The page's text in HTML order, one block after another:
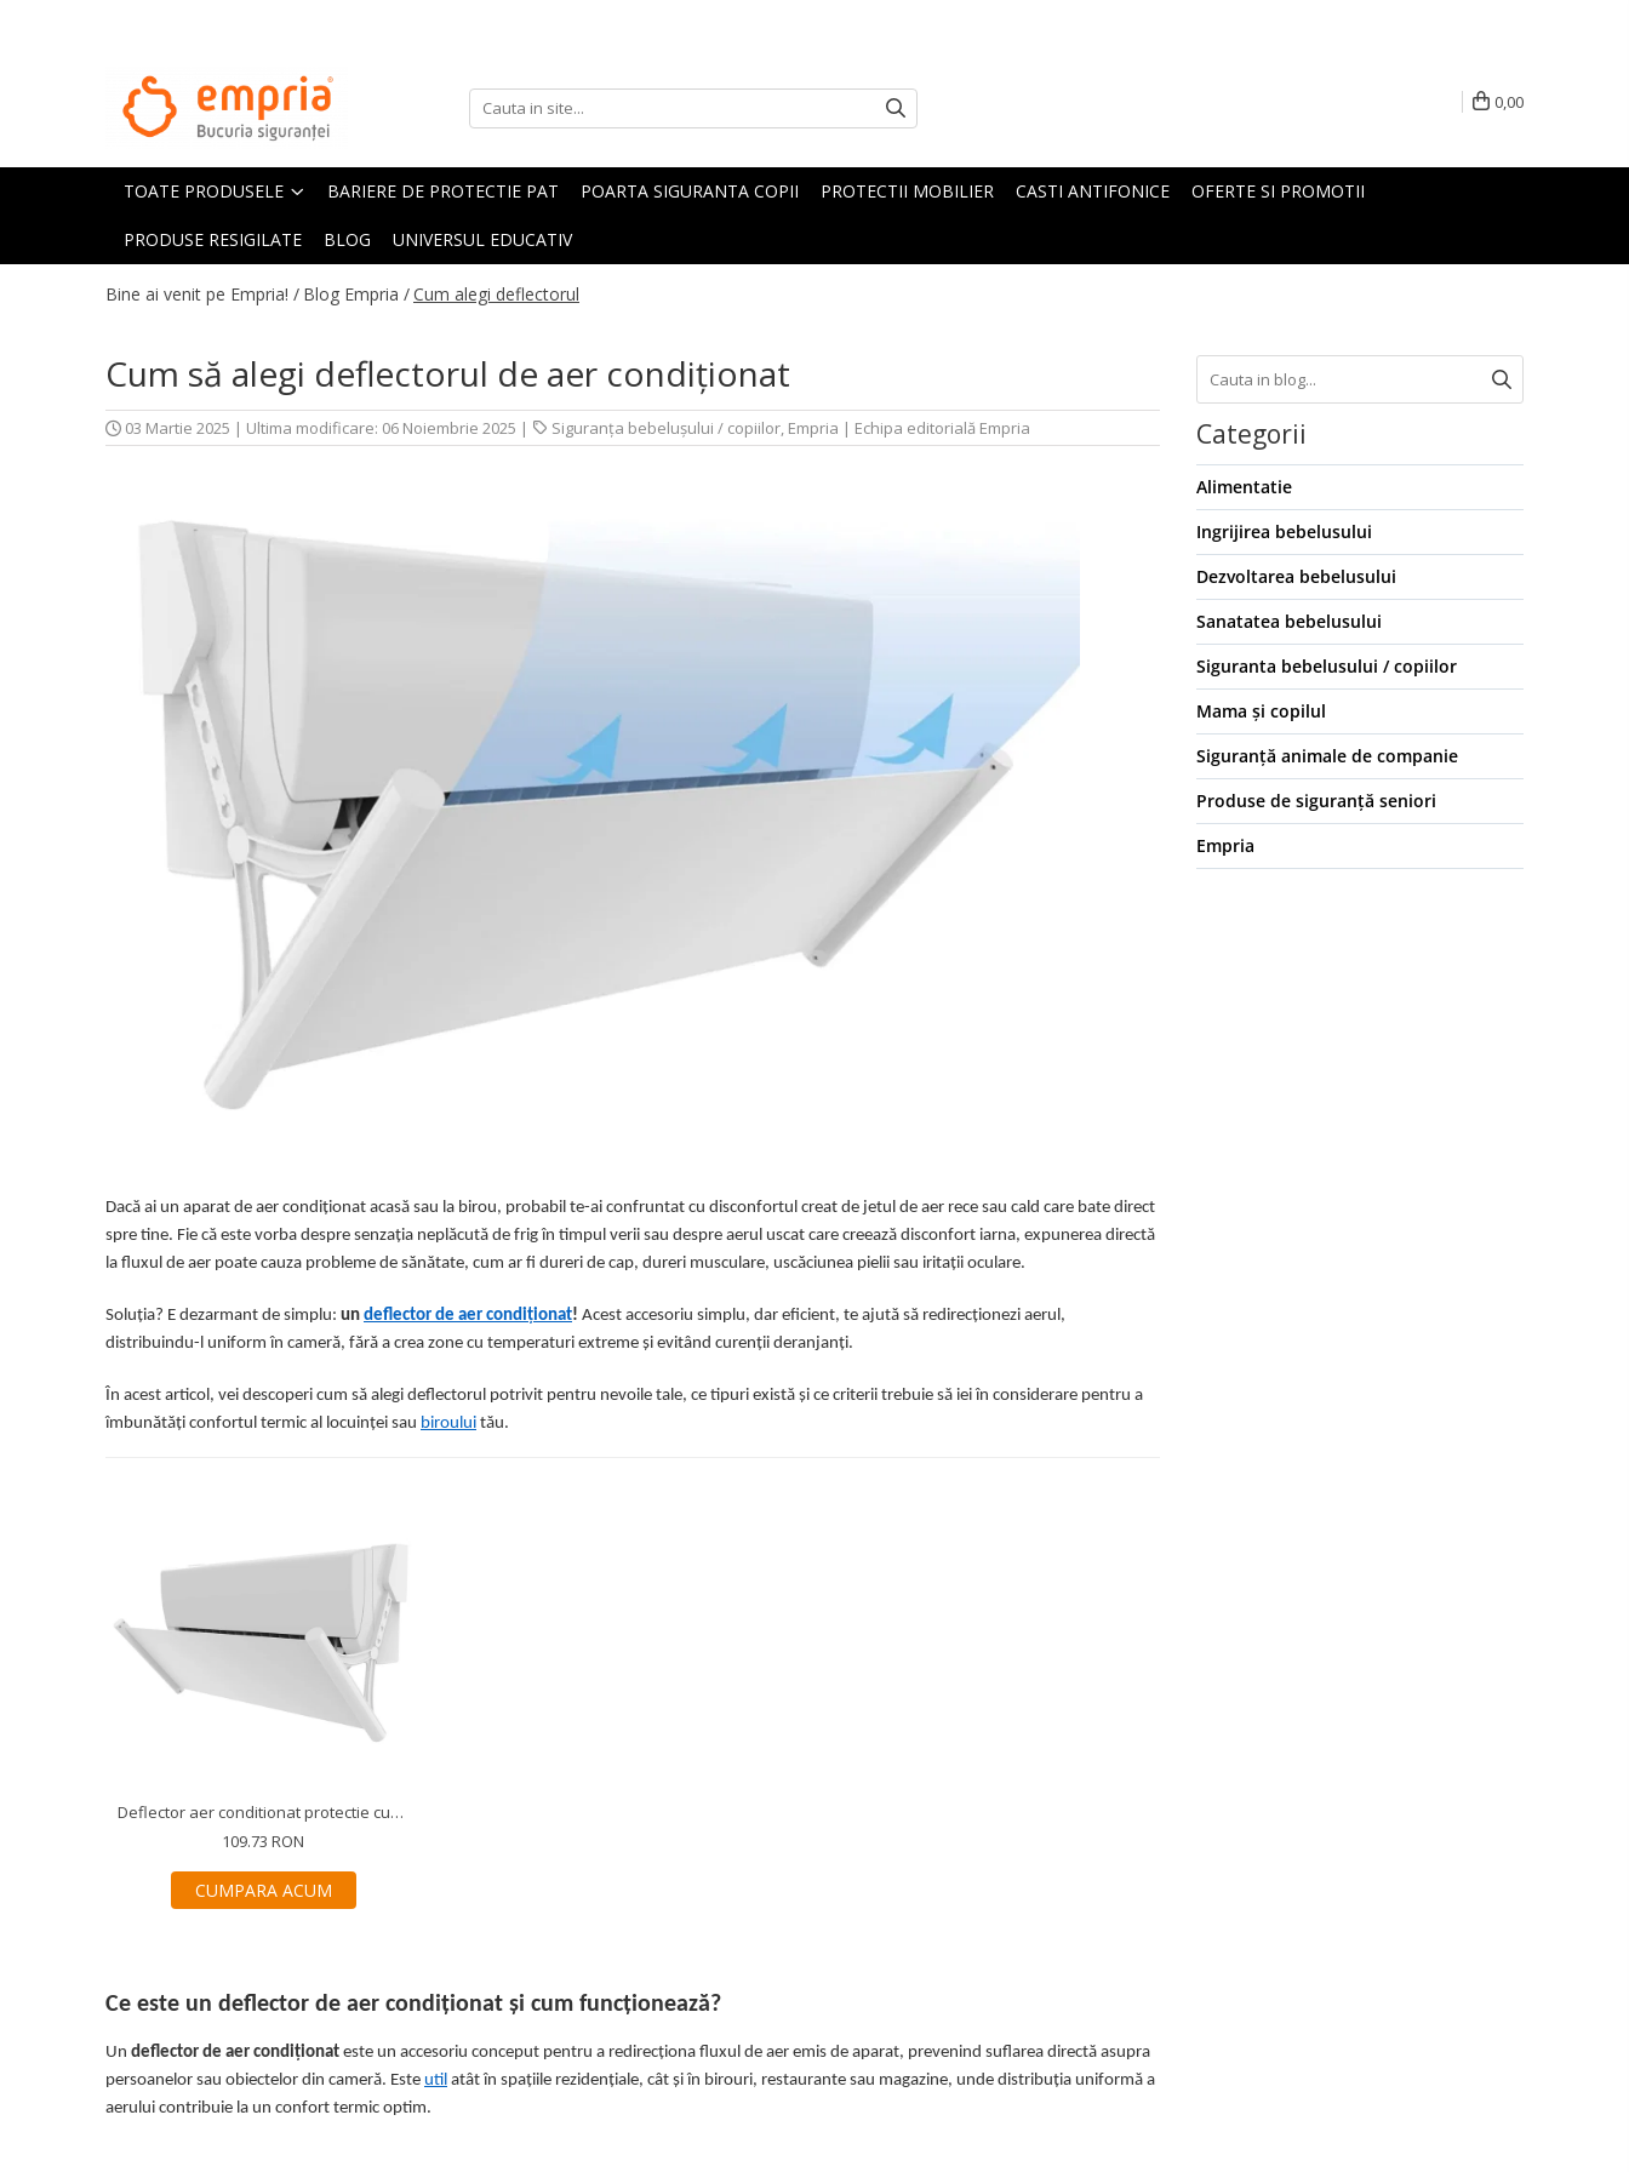
TOATE PRODUSELE
Oferte Protectii Laterale Pat
Bariere protectie pentru pat
Aparatori laterale patut bebe
Banda protectie mobila copii
Sigurante pentru sertare si usi
Sigurante geamuri si usi glisante
Kituri de siguranta pentru copii si
Poarta siguranta copii
Casti antifonice pentru copii si
Echipament protectie bicicleta si ski
Ingrijire bebe si mama
Accesorii bebelusi / nou-nascuti
Perne si saltele bebelusi
Baia bebelusului
Covorase ortopedice senzoriale
Cuburi magnetice JollyHeap®
Stickere decorative
Carduri Cadou
Produse Sub 50 Lei
0,00
TOATE PRODUSELE BARIERE DE PROTECTIE PAT POARTA SIGURANTA COPII PROTECTII MOBILIER CASTI ANTIFONICE OFERTE SI PROMOTII
PRODUSE RESIGILATE BLOG UNIVERSUL EDUCATIV
Bine ai venit pe Empria! / Blog Empria /Cum alegi deflectorul
Cum să alegi deflectorul de aer condiționat
03 Martie 2025 | Ultima modificare: 06 Noiembrie 2025 | Siguranța bebelușului / copiilor, Empria | Echipa editorială Empria
Dacă ai un aparat de aer condiționat acasă sau la birou, probabil te-ai confruntat cu disconfortul creat de jetul de aer rece sau cald care bate direct
spre tine. Fie că este vorba despre senzația neplăcută de frig în timpul verii sau despre aerul uscat care creează disconfort iarna, expunerea directă
la fluxul de aer poate cauza probleme de sănătate, cum ar fi dureri de cap, dureri musculare, uscăciunea pielii sau iritații oculare.
Soluția? E dezarmant de simplu: un deflector de aer condiționat! Acest accesoriu simplu, dar eficient, te ajută să redirecționezi aerul,
distribuindu-l uniform în cameră, fără a crea zone cu temperaturi extreme și evitând curenții deranjanți.
În acest articol, vei descoperi cum să alegi deflectorul potrivit pentru nevoile tale, ce tipuri există și ce criterii trebuie să iei în considerare pentru a
îmbunătăți confortul termic al locuinței sau biroului tău.
Deflector aer conditionat protectie curent aer, Alb
109.73 RON
CUMPARA ACUM
Ce este un deflector de aer condiționat și cum funcționează?
Un deflector de aer condiționat este un accesoriu conceput pentru a redirecționa fluxul de aer emis de aparat, prevenind suflarea directă asupra
persoanelor sau obiectelor din cameră. Este util atât în spațiile rezidențiale, cât și în birouri, restaurante sau magazine, unde distribuția uniformă a
aerului contribuie la un confort termic optim.
Categorii
Alimentatie
Ingrijirea bebelusului
Dezvoltarea bebelusului
Sanatatea bebelusului
Siguranta bebelusului / copiilor
Mama și copilul
Siguranță animale de companie
Produse de siguranță seniori
Empria